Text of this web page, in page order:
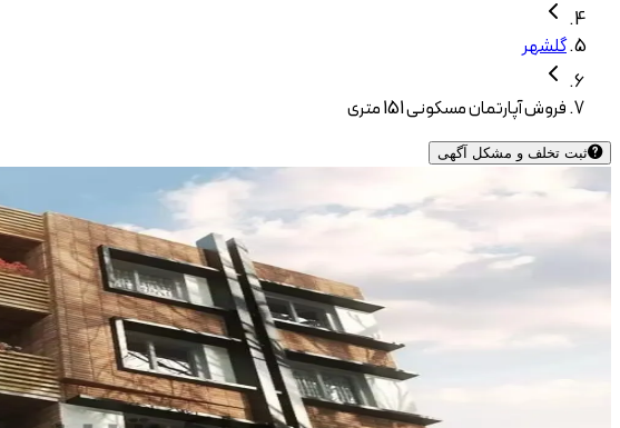
گلشهر
فروش آپارتمان مسکونی 151 متری
ثبت تخلف و مشکل آگهی